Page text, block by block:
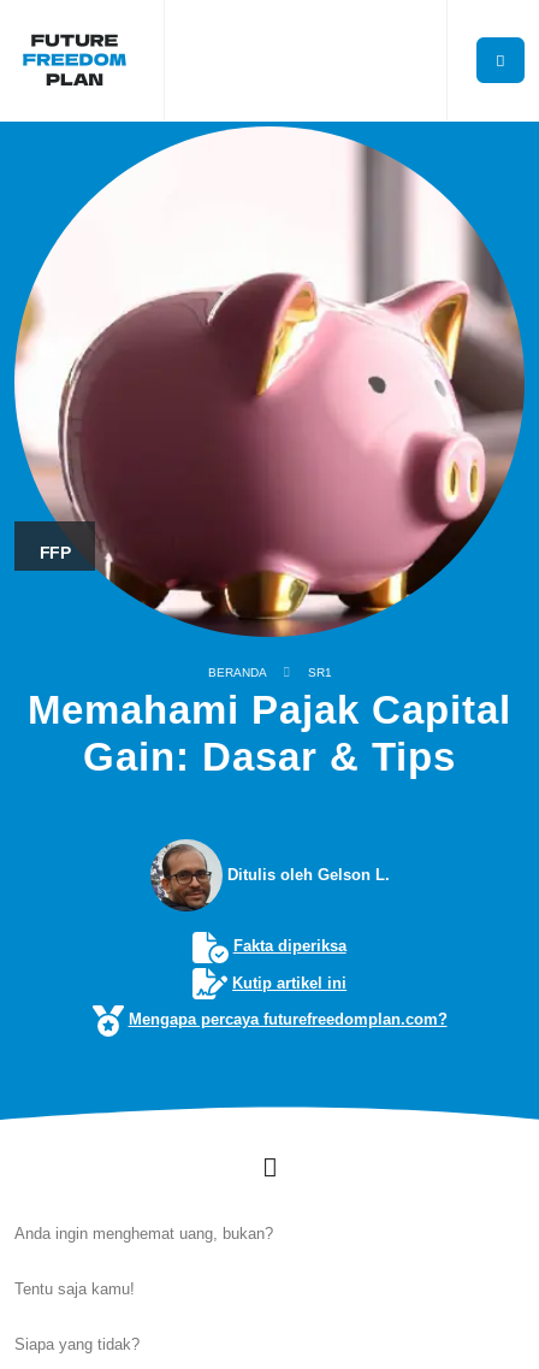
FFP
BERANDA SR1
Memahami Pajak Capital
Gain: Dasar & Tips
Ditulis oleh Gelson L.
Fakta diperiksa
Kutip artikel ini
Mengapa percaya futurefreedomplan.com?
Anda ingin menghemat uang, bukan?
Tentu saja kamu!
Siapa yang tidak?